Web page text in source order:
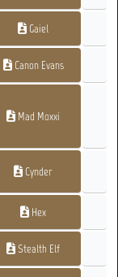
Gaiel
Canon Evans
Mad Moxxi
Cynder
Hex
Stealth Elf